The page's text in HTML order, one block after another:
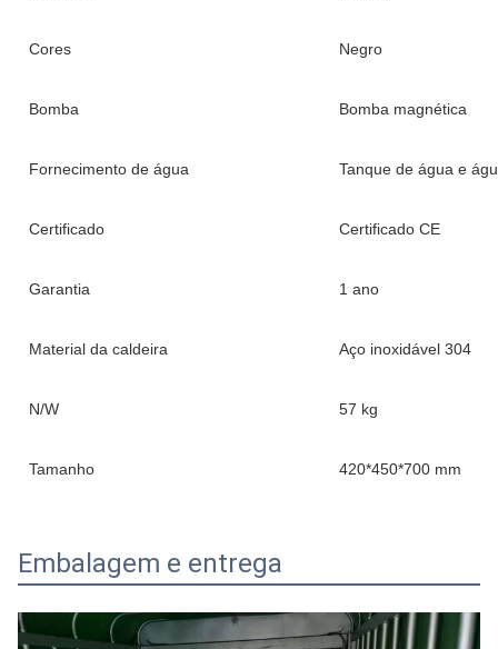
Cores Negro
Bomba Bomba magnética
Fornecimento de água Tanque de água e
Certificado Certificado CE
Garantia 1 ano
Material da caldeira Aço inoxidável 304
N/W 57 kg
Tamanho 420*450*700 mm
Embalagem e entrega